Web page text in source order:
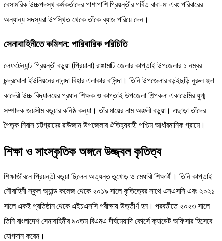
বেসামরিক উচ্চপদস্থ কর্মকর্তাদের পাশাপাশি প্রিয়ন্তীর গর্বিত বাবা-মা এবং পরিবারের
অন্যান্য সদস্যরা উপস্থিত থেকে তাঁকে ব্যাজ পরিয়ে দেন।
সেনাবাহিনীতে কমিশন: পারিবারিক পরিচিতি
লেফটেন্যান্ট প্রিয়ন্তী বড়ুয়া (প্রিয়ানা) রাঙামাটি জেলার কাপ্তাই উপজেলার ১ নম্বর
চন্দ্রঘোনা ইউনিয়নের নালন্দা বিহার এলাকার বাসিন্দা। তিনি উপজেলার বড়ইছড়ি নুরুল হুদা
কাদেরী উচ্চ বিদ্যালয়ের প্রধান শিক্ষক ও কাপ্তাই উপজেলা শিল্পকলা একাডেমির যুগ্ম
সম্পাদক জয়সীম বড়ুয়ার কনিষ্ঠ কন্যা। তাঁর মায়ের নাম অঞ্জলী বড়ুয়া। এছাড়া তাঁদের
পৈতৃক নিবাস চট্টগ্রামের রাউজান উপজেলার ঐতিহ্যবাহী পশ্চিম আধাঁরমানিক গ্রামে।
শিক্ষা ও সাংস্কৃতিক অঙ্গনে উজ্জ্বল কৃতিত্ব
শিক্ষাজীবনে প্রিয়ন্তী বড়ুয়া ছিলেন অত্যন্ত তুখোড় ও মেধাবী শিক্ষার্থী। তিনি কাপ্তাই
নৌবাহিনী স্কুল অ্যান্ড কলেজ থেকে ২০১৯ সালে কৃতিত্বের সাথে এসএসসি এবং ২০২১
সালে একই প্রতিষ্ঠান থেকে এইচএসসি পরীক্ষায় উত্তীর্ণ হন। পরবর্তীতে ২০২৩ সালে
তিনি বাংলাদেশ সেনাবাহিনীর ৯০তম বিএমএ দীর্ঘমেয়াদি কোর্সে ক্যাডেট অফিসার হিসেবে
যোগদান করেন।